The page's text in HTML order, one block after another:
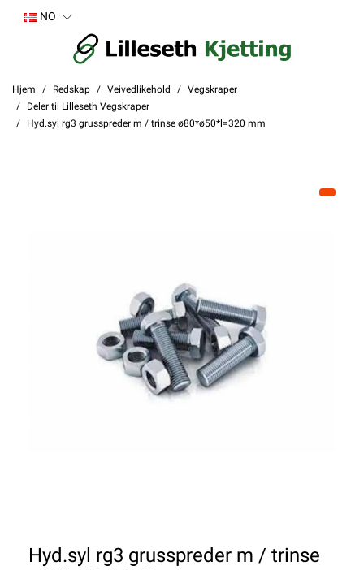
NO
Hjem Redskap Veivedlikehold
Vegskraper
Deler til Lilleseth Vegskraper
Hyd.syl rg3 grusspreder m / trinse ø80*ø50*l=320 mm
Hyd.syl rg3 grusspreder m / trinse